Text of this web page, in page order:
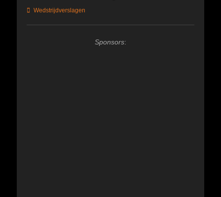
Categorieën
Wedstrijdverslagen
Sponsors: